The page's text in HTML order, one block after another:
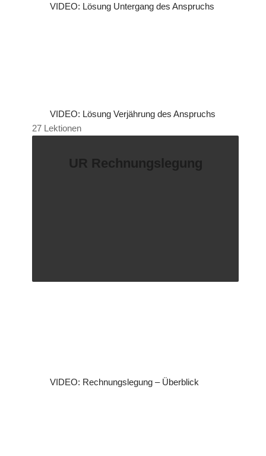
VIDEO: Lösung Untergang des Anspruchs
VIDEO: Lösung Verjährung des Anspruchs
27 Lektionen
UR Rechnungslegung
VIDEO: Rechnungslegung – Überblick